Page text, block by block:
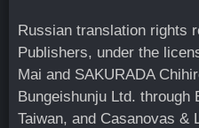
Russian translation rights
Publishers, under the
Mai and SAKURADA
Bungeishunju Ltd. through
Taiwan, and Casanovas &